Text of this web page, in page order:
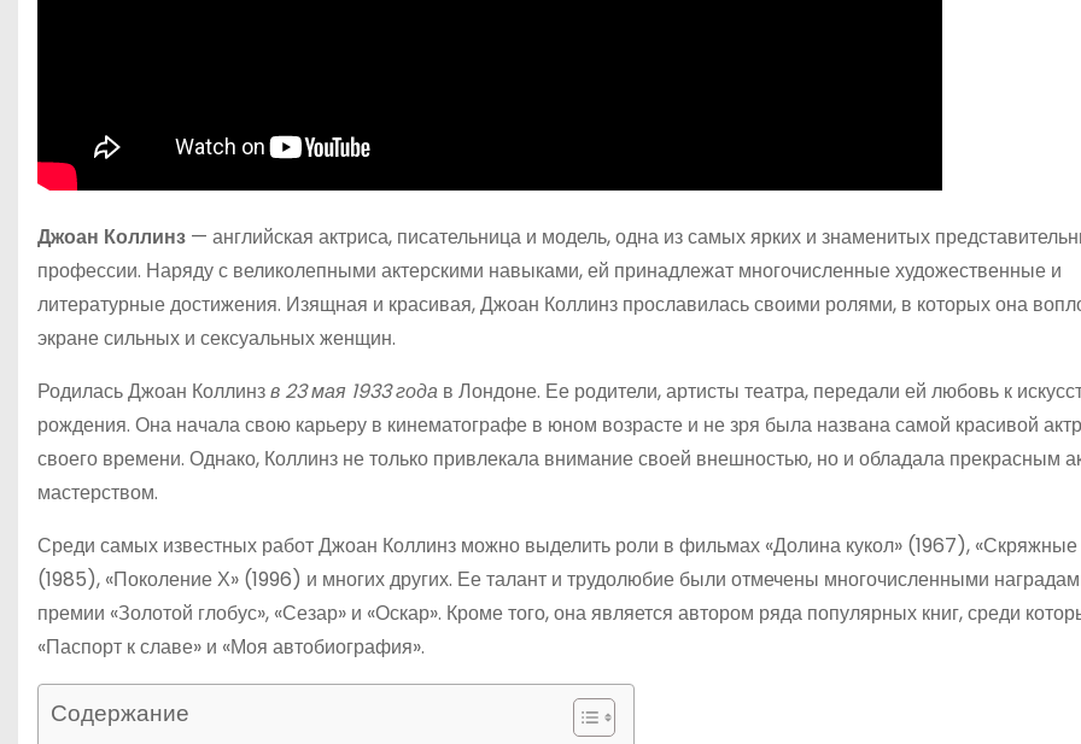
Джоан Коллинз — английская актриса, писательница и модель, одна из самых ярких и знаменитых
профессии. Наряду с великолепными актерскими навыками, ей принадлежат многочисленные художественные и
литературные достижения. Изящная и красивая, Джоан Коллинз прославилась своими ролями, в которых она
экране сильных и сексуальных женщин.
Родилась Джоан Коллинзв 23 мая 1933 года в Лондоне. Ее родители, артисты театра, передали ей любовь к
рождения. Она начала свою карьеру в кинематографе в юном возрасте и не зря была названа самой красивой
своего времени. Однако, Коллинз не только привлекала внимание своей внешностью, но и обладала прекрасным
мастерством.
Среди самых известных работ Джоан Коллинз можно выделить роли в фильмах «Долина кукол» (1967),
(1985), «Поколение Х» (1996) и многих других. Ее талант и трудолюбие были отмечены многочисленными
премии «Золотой глобус», «Сезар» и «Оскар». Кроме того, она является автором ряда популярных книг, среди
«Паспорт к славе» и «Моя автобиография».
Содержание